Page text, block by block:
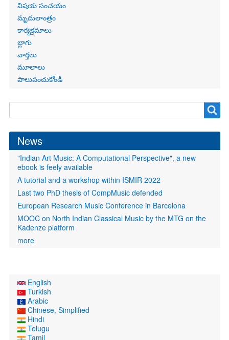
విషయ సంచయం
మృదులాంత్రం
కార్యక్రమాలు
బ్లాగు
వార్తలు
మూలాలు
పాలుపంచుకోండి
form
News
"Indian Art Music: A Computational Perspective", a new
ebook is feely available
A tutorial and a workshop within ISMIR 2022
Last two PhD thesis of CompMusic defended
European Research Music Conference in Barcelona
MOOC on North Indian Classical Music by the MTG on the
Kadenze platform
more
English
Turkish
Arabic
Chinese, Simplified
Hindi
Telugu
Tamil